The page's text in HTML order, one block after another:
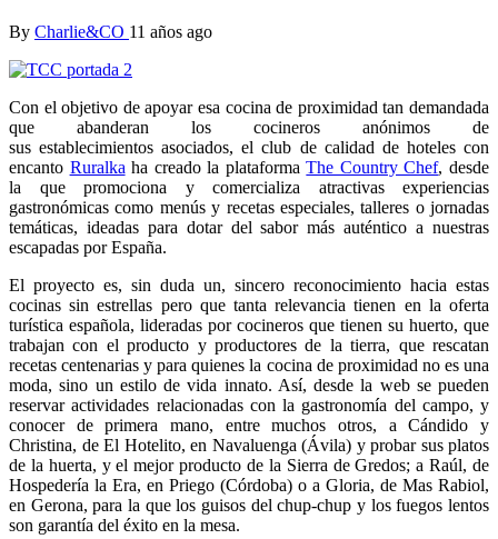
By Charlie&CO 11 años ago
Con el objetivo de apoyar esa cocina de proximidad tan demandada
que abanderan los cocineros anónimos de
sus establecimientos asociados, el club de calidad de hoteles con
encanto Ruralka ha creado la plataformaThe Country Chef, desde
la que promociona y comercializa atractivas experiencias
gastronómicas como menús y recetas especiales, talleres o jornadas
temáticas, ideadas para dotar del sabor más auténtico a nuestras
escapadas por España.
El proyecto es, sin duda un, sincero reconocimiento hacia estas
cocinas sin estrellas pero que tanta relevancia tienen en la oferta
turística española, lideradas por cocineros que tienen su huerto, que
trabajan con el producto y productores de la tierra, que rescatan
recetas centenarias y para quienes la cocina de proximidad no es una
moda, sino un estilo de vida innato. Así, desde la web se pueden
reservar actividades relacionadas con la gastronomía del campo, y
conocer de primera mano, entre muchos otros, a Cándido y
Christina, de El Hotelito, en Navaluenga (Ávila) y probar sus platos
de la huerta, y el mejor producto de la Sierra de Gredos; a Raúl, de
Hospedería la Era, en Priego (Córdoba) o a Gloria, de Mas Rabiol,
en Gerona, para la que los guisos del chup-chup y los fuegos lentos
son garantía del éxito en la mesa.